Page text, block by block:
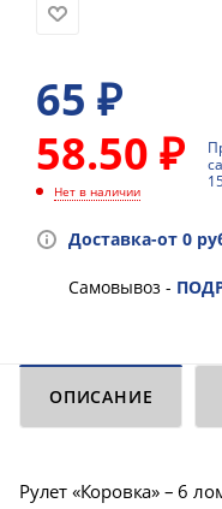
65 ₽
58.50 ₽
Нет в наличии
Доставка-от 0
Самовывоз -
ОПИСАНИЕ
Рулет «Коровка» – 6